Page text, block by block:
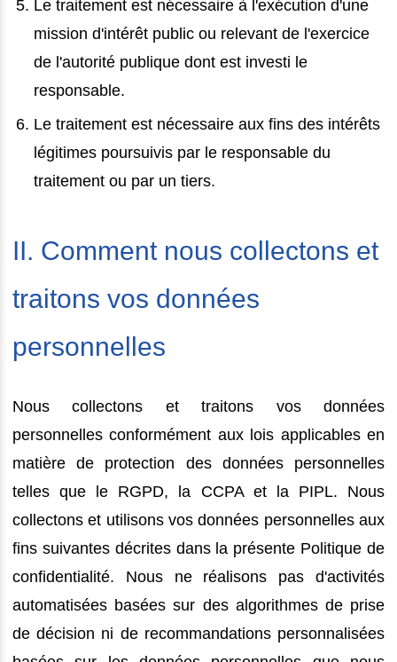
Le traitement est nécessaire à l'exécution d'une
mission d'intérêt public ou relevant de l'exercice
de l'autorité publique dont est investi le
responsable.
Le traitement est nécessaire aux fins des intérêts
légitimes poursuivis par le responsable du
traitement ou par un tiers.
II. Comment nous collectons et
traitons vos données
personnelles
Nous collectons et traitons vos données
personnelles conformément aux lois applicables en
matière de protection des données personnelles
telles que le RGPD, la CCPA et la PIPL. Nous
collectons et utilisons vos données personnelles aux
fins suivantes décrites dans la présente Politique de
confidentialité. Nous ne réalisons pas d'activités
automatisées basées sur des algorithmes de prise
de décision ni de recommandations personnalisées